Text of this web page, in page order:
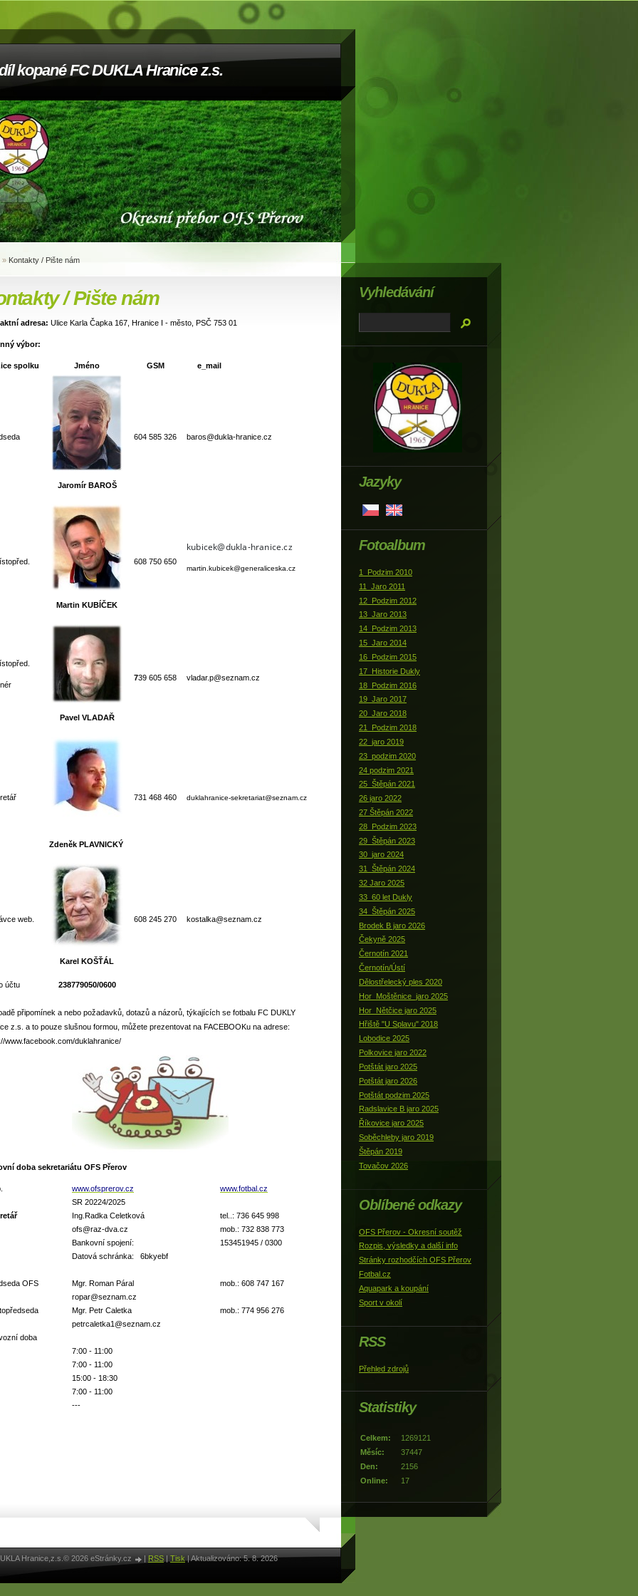
kopané FC DUKLA Hranice z.s.
» Kontakty / Pište nám
/ Pište nám
adresa: Ulice Karla Čapka 167, Hranice I - město, PSČ 753 01
výbor:
spolku Jméno GSM e_mail
Jaromír BAROŠ
604 585 326 baros@dukla-hranice.cz
Martin KUBÍČEK
608 750 650
kubicek@dukla-hranice.cz
martin.kubicek@generaliceska.cz
Pavel VLADAŘ
739 605 658 vladar.p@seznam.cz
Zdeněk PLAVNICKÝ
731 468 460 duklahranice-sekretariat@seznam.cz
web.
Karel KOŠŤÁL
608 245 270 kostalka@seznam.cz
účtu 238779050/0600
připomínek a nebo požadavků, dotazů a názorů, týkajících se fotbalu FC DUKLY
z.s. a to pouze slušnou formou, můžete prezentovat na FACEBOOKu na adrese:
www.facebook.com/duklahranice/
doba sekretariátu OFS Přerov
www.ofsprerov.cz
www.fotbal.cz
SR 20224/2025
Ing.Radka Celetková
tel..: 736 645 998
ofs@raz-dva.cz
mob.: 732 838 773
Bankovní spojení:
153451945 / 0300
Datová schránka: 6bkyebf
OFS Mgr. Roman Páral
mob.: 608 747 167
ropar@seznam.cz
Mgr. Petr Caletka
mob.: 774 956 276
petrcaletka1@seznam.cz
doba
7:00 - 11:00
7:00 - 11:00
15:00 - 18:30
7:00 - 11:00
---
Jazyky
Fotoalbum
1_Podzim 2010
11_Jaro 2011
12_Podzim 2012
13_Jaro 2013
14_Podzim 2013
15_Jaro 2014
16_Podzim 2015
17_Historie Dukly
18_Podzim 2016
19_Jaro 2017
20_Jaro 2018
21_Podzim 2018
22_jaro 2019
23_podzim 2020
24 podzim 2021
25_Štěpán 2021
26 jaro 2022
27 Štěpán 2022
28_Podzim 2023
29_Štěpán 2023
30_jaro 2024
31_Štěpán 2024
32 Jaro 2025
33_60 let Dukly
34_Štěpán 2025
Brodek B jaro 2026
Čekyně 2025
Černotín 2021
Černotín/Ústí
Dělostřelecký ples 2020
Hor_Moštěnice_jaro 2025
Hor_Nětčice jaro 2025
Hřiště "U Splavu" 2018
Lobodice 2025
Polkovice jaro 2022
Potštát jaro 2025
Potštát jaro 2026
Potštát podzim 2025
Radslavice B jaro 2025
Říkovice jaro 2025
Soběchleby jaro 2019
Štěpán 2019
Tovačov 2026
Oblíbené odkazy
OFS Přerov - Okresní soutěž
Rozpis, výsledky a další info
Stránky rozhodčích OFS Přerov
Fotbal.cz
Aquapark a koupání
Sport v okolí
Vyhledávání
RSS
Přehled zdrojů
Statistiky
Online: 17
Celkem:
1269121
Měsíc:
37447
Den:
2156
Hranice,z.s.© 2026 eStránky.cz | RSS | Tisk | Aktualizováno: 5. 8. 2026